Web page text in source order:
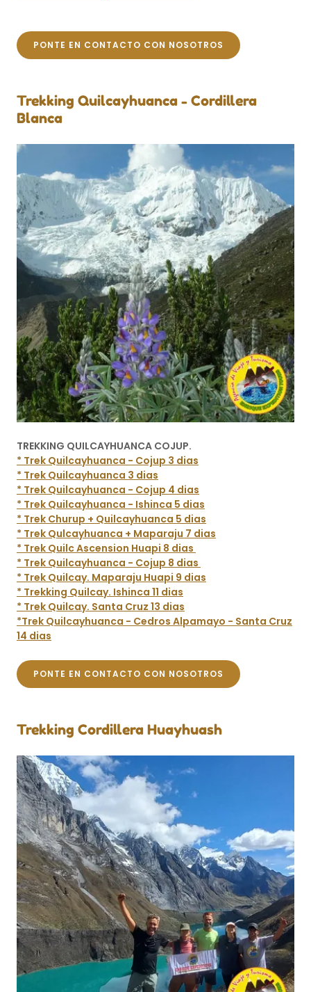
PONTE EN CONTACTO CON NOSOTROS
Trekking Quilcayhuanca - Cordillera
Blanca
TREKKING QUILCAYHUANCA COJUP.
* Trek Quilcayhuanca - Cojup 3 dias
* Trek Quilcayhuanca 3 dias
* Trek Quilcayhuanca - Cojup 4 dias
* Trek Quilcayhuanca - Ishinca 5 dias
* Trek Churup + Quilcayhuanca 5 dias
* Trek Qulcayhuanca + Maparaju 7 dias
* Trek Quilc Ascension Huapi 8 dias
* Trek Quilcayhuanca - Cojup 8 dias
* Trek Quilcay. Maparaju Huapi 9 dias
* Trekking Quilcay. Ishinca 11 dias
* Trek Quilcay. Santa Cruz 13 dias
*Trek Quilcayhuanca - Cedros Alpamayo - Santa Cruz
14 dias
PONTE EN CONTACTO CON NOSOTROS
Trekking Cordillera Huayhuash